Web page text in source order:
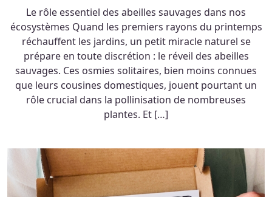
Le rôle essentiel des abeilles sauvages dans nos
écosystèmes Quand les premiers rayons du printemps
réchauffent les jardins, un petit miracle naturel se
prépare en toute discrétion : le réveil des abeilles
sauvages. Ces osmies solitaires, bien moins connues
que leurs cousines domestiques, jouent pourtant un
rôle crucial dans la pollinisation de nombreuses
plantes. Et […]